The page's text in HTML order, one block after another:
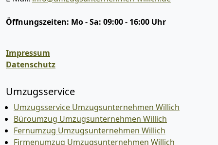
Öffnungszeiten: Mo - Sa: 09:00 - 16:00 Uhr
Impressum
Datenschutz
Umzugsservice
Umzugsservice Umzugsunternehmen Willich
Büroumzug Umzugsunternehmen Willich
Fernumzug Umzugsunternehmen Willich
Firmenumzug Umzugsunternehmen Willich